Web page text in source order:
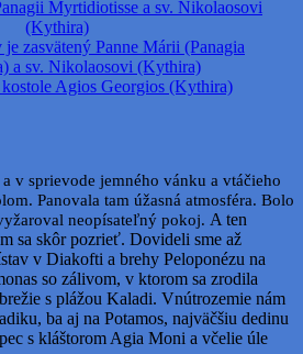
v sprievode jemného vánku a vtáčieho
Panovala tam úžasná atmosféra. Bolo
neopísateľný pokoj. A ten
sa skôr pozrieť. Dovideli sme až
v Diakofti a brehy Peloponézu na
so zálivom, v ktorom sa zrodila
s plážou Kaladi. Vnútrozemie nám
ba aj na Potamos, najväčšiu dedinu
s kláštorom Agia Moni a včelie úle